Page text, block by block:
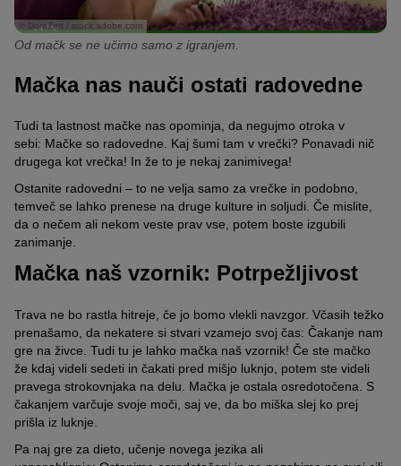
© DoraZett / stock.adobe.com
Od mačk se ne učimo samo z igranjem.
Mačka nas nauči ostati radovedne
Tudi ta lastnost mačke nas opominja, da negujmo otroka v
sebi: Mačke so radovedne. Kaj šumi tam v vrečki? Ponavadi nič
drugega kot vrečka! In že to je nekaj zanimivega!
Ostanite radovedni – to ne velja samo za vrečke in podobno,
temveč se lahko prenese na druge kulture in soljudi. Če mislite,
da o nečem ali nekom veste prav vse, potem boste izgubili
zanimanje.
Mačka naš vzornik: Potrpežljivost
Trava ne bo rastla hitreje, če jo bomo vlekli navzgor. Včasih težko
prenašamo, da nekatere si stvari vzamejo svoj čas: Čakanje nam
gre na živce. Tudi tu je lahko mačka naš vzornik! Če ste mačko
že kdaj videli sedeti in čakati pred mišjo luknjo, potem ste videli
pravega strokovnjaka na delu. Mačka je ostala osredotočena. S
čakanjem varčuje svoje moči, saj ve, da bo miška slej ko prej
prišla iz luknje.
Pa naj gre za dieto, učenje novega jezika ali